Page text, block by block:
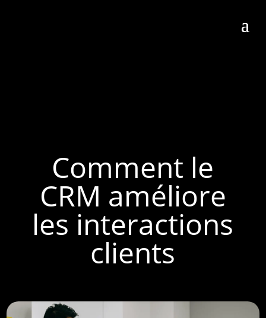
Comment le
CRM améliore
les interactions
clients